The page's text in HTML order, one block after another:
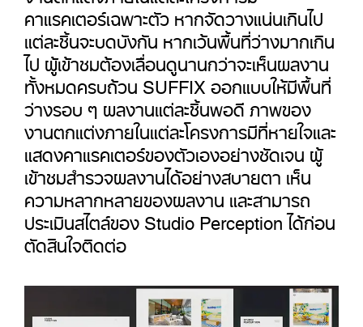
คาแรคเตอร์เฉพาะตัว หากจัดวางแน่นเกินไป
แต่ละชิ้นจะบดบังกัน หากเว้นพื้นที่ว่างมากเกิน
ไป ผู้เข้าชมต้องเลื่อนดูนานกว่าจะเห็นผลงาน
ทั้งหมดครบถ้วน SUFFIX ออกแบบให้มีพื้นที่
ว่างรอบ ๆ ผลงานแต่ละชิ้นพอดี ภาพของ
งานตกแต่งภายในแต่ละโครงการมีที่หายใจและ
แสดงคาแรคเตอร์ของตัวเองอย่างชัดเจน ผู้
เข้าชมสำรวจผลงานได้อย่างสบายตา เห็น
ความหลากหลายของผลงาน และสามารถ
ประเมินสไตล์ของ Studio Perception ได้ก่อน
ตัดสินใจติดต่อ